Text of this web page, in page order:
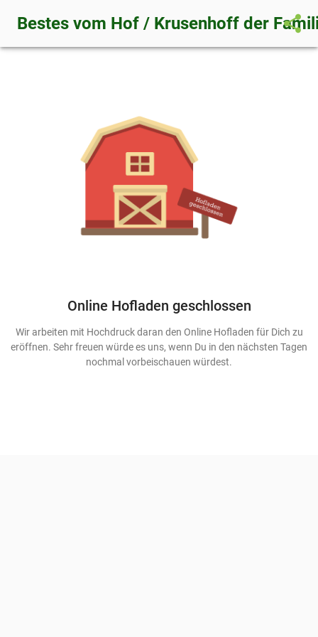
Bestes vom Hof / Krusenhoff der share
Online Hofladen geschlossen
Wir arbeiten mit Hochdruck daran den Online Hofladen für Dich zu
eröffnen. Sehr freuen würde es uns, wenn Du in den nächsten Tagen
nochmal vorbeischauen würdest.